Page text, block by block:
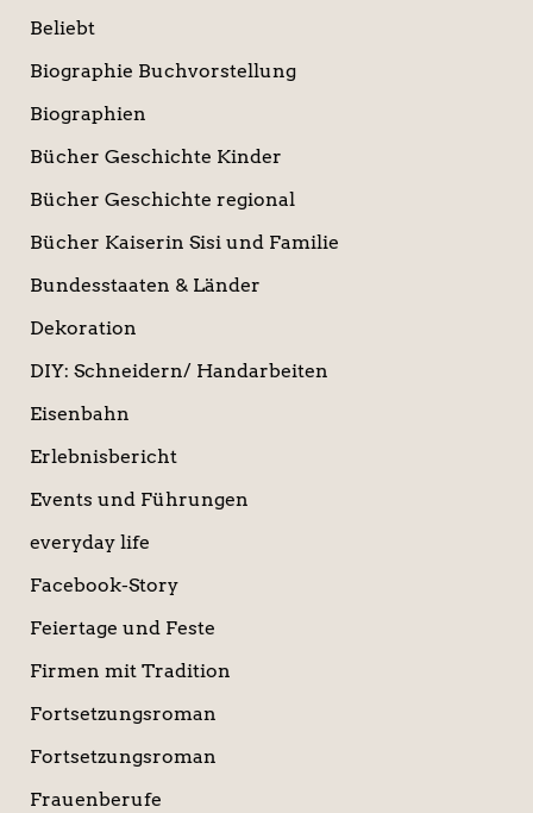
Beliebt
Biographie Buchvorstellung
Biographien
Bücher Geschichte Kinder
Bücher Geschichte regional
Bücher Kaiserin Sisi und Familie
Bundesstaaten & Länder
Dekoration
DIY: Schneidern/ Handarbeiten
Eisenbahn
Erlebnisbericht
Events und Führungen
everyday life
Facebook-Story
Feiertage und Feste
Firmen mit Tradition
Fortsetzungsroman
Fortsetzungsroman
Frauenberufe